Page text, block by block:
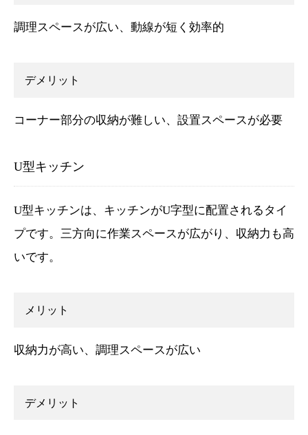
調理スペースが広い、動線が短く効率的
デメリット
コーナー部分の収納が難しい、設置スペースが必要
U型キッチン
U型キッチンは、キッチンがU字型に配置されるタイ
プです。三方向に作業スペースが広がり、収納力も高
いです。
メリット
収納力が高い、調理スペースが広い
デメリット